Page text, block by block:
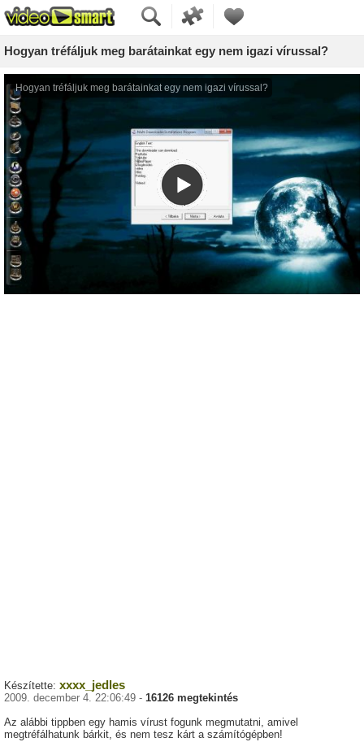
Hogyan tréfáljuk meg barátainkat egy nem igazi vírussal?
Készítette: xxxx_jedles
2009. december 4. 22:06:49 - 16126 megtekintés
Az alábbi tippben egy hamis vírust fogunk megmutatni, amivel
megtréfálhatunk bárkit, és nem tesz kárt a számítógépben!